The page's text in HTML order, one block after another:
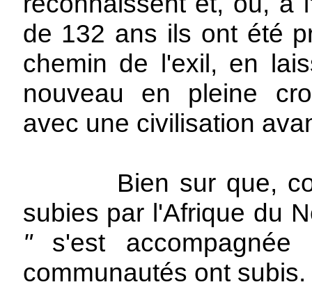
de 132 ans ils ont été
chemin de l'exil, en
nouveau en pleine
avec une civilisation
Bien sur que,
subies par l'Afrique du
"s'est accompagnée
communautés ont subis.